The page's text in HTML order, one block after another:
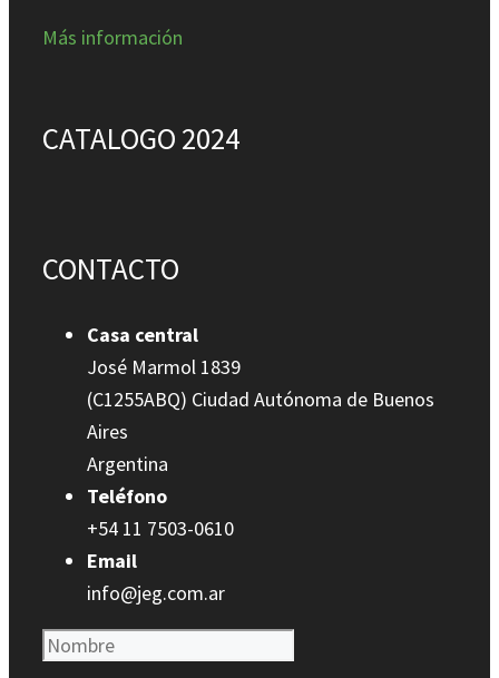
Más información
CATALOGO 2024
CONTACTO
Casa central
José Marmol 1839
(C1255ABQ) Ciudad Autónoma de Buenos
Aires
Argentina
Teléfono
+54 11 7503-0610
Email
info@jeg.com.ar